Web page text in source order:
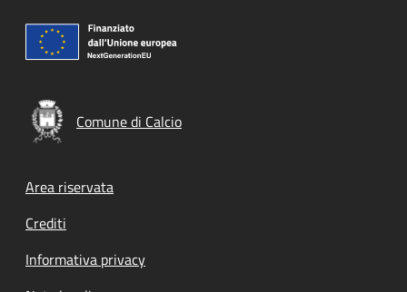
Comune di Calcio
Footer menu
Area riservata
Crediti
Informativa privacy